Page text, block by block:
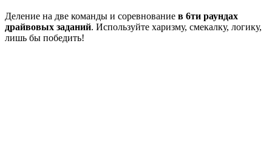
Деление на две команды и соревнование в 6ти раундах
драйвовых заданий. Используйте харизму, смекалку, логику,
лишь бы победить!